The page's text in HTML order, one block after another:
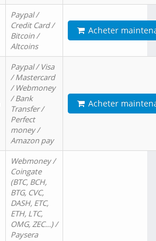
Paypal /
Credit Card /
Bitcoin /
Altcoins
Acheter
Paypal / Visa
/ Mastercard
/ Webmoney
/ Bank
Transfer /
Perfect
money /
Amazon pay
Acheter
Webmoney /
Coingate
(BTC, BCH,
BTG, CVC,
DASH, ETC,
ETH, LTC,
OMG, ZEC…) /
Paysera